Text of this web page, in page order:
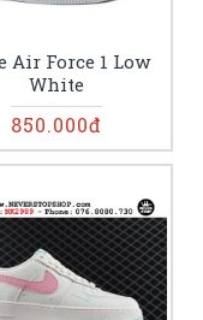
Air Force 1 Low
White
850.000đ